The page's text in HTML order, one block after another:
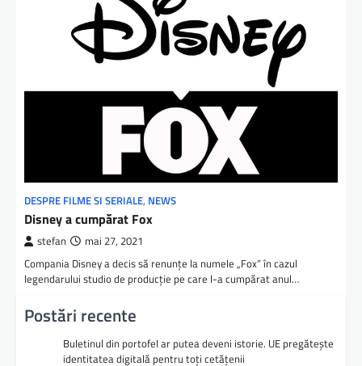
DESPRE FILME SI SERIALE, NEWS
Disney a cumpărat Fox
stefan mai 27, 2021
Compania Disney a decis să renunțe la numele „Fox” în cazul
legendarului studio de producție pe care l-a cumpărat anul…
Postări recente
Buletinul din portofel ar putea deveni istorie. UE pregătește
identitatea digitală pentru toți cetățenii